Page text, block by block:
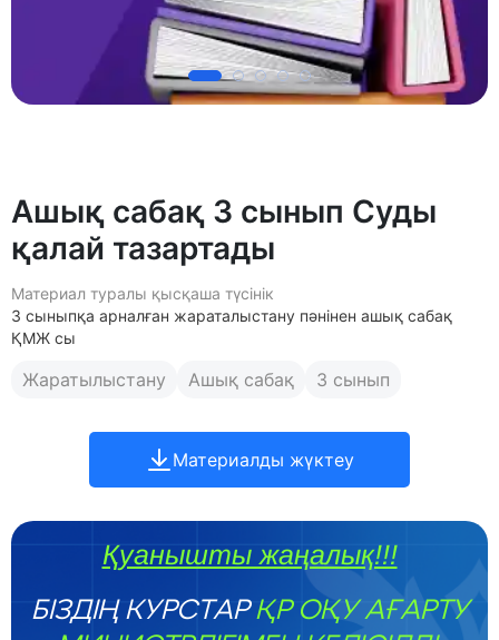
Ашық сабақ 3 сынып Суды
қалай тазартады
Материал туралы қысқаша түсінік
3 сыныпқа арналған жараталыстану пәнінен ашық сабақ
ҚМЖ сы
Жаратылыстану Ашық сабақ 3 сынып
Материалды жүктеу
Қуанышты жаңалық!!!
БІЗДІҢ КУРСТАРҚР ОҚУ АҒАРТУ